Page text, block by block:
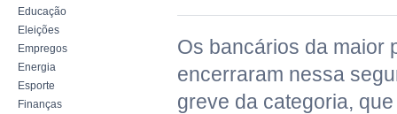
Educação
Eleições
Empregos
Energia
Esporte
Finanças
Os bancários da maior
encerraram nessa
greve da categoria,